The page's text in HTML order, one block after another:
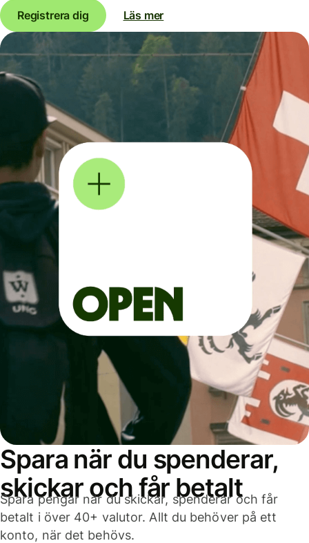
Registrera dig Läs mer
Spara när du spenderar,
skickar och får betalt
Spara pengar när du skickar, spenderar och får
betalt i över 40+ valutor. Allt du behöver på ett
konto, när det behövs.